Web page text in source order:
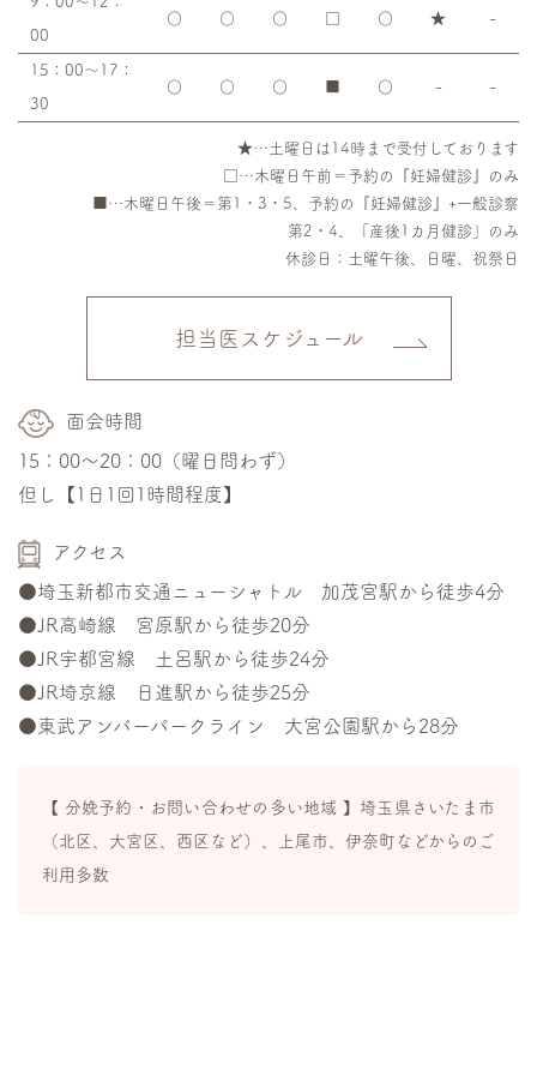
00
○ ○ ○ ○ ★ -
15：00～17：
30
○ ○ ○ ○ - -
★…土曜日は14時まで受付しております
□…木曜日午前＝予約の『妊婦健診』のみ
■…木曜日午後＝第1・3・5、予約の『妊婦健診』+一般診察
第2・4、「産後1カ月健診」のみ
休診日：土曜午後、日曜、祝祭日
担当医スケジュール
面会時間
15：00～20：00（曜日問わず）
但し【1日1回1時間程度】
アクセス
●埼玉新都市交通ニューシャトル 加茂宮駅から徒歩4分
●JR高崎線 宮原駅から徒歩20分
●JR宇都宮線 土呂駅から徒歩24分
●JR埼京線 日進駅から徒歩25分
●東武アンバーパークライン 大宮公園駅から28分
【 分娩予約・お問い合わせの多い地域 】埼玉県さいたま市
（北区、大宮区、西区など）、上尾市、伊奈町などからのご
利用多数